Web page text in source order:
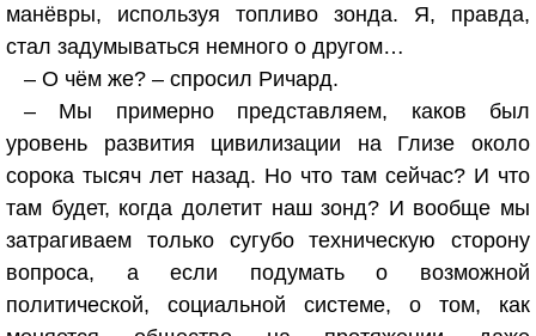
манёвры, используя топливо зонда. Я, правда,
стал задумываться немного о другом…
– О чём же? – спросил Ричард.
– Мы примерно представляем, каков был
уровень развития цивилизации на Глизе около
сорока тысяч лет назад. Но что там сейчас? И что
там будет, когда долетит наш зонд? И вообще мы
затрагиваем только сугубо техническую сторону
вопроса, а если подумать о возможной
политической, социальной системе, о том, как